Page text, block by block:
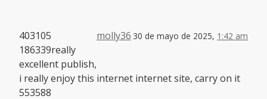
molly36 30 de mayo de 2025, 1:42 am
403105
186339really
excellent publish,
i really enjoy this internet internet site, carry on it
553588